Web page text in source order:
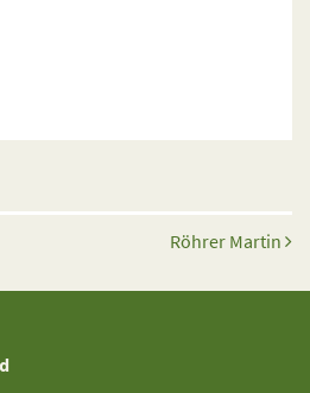
Röhrer Martin